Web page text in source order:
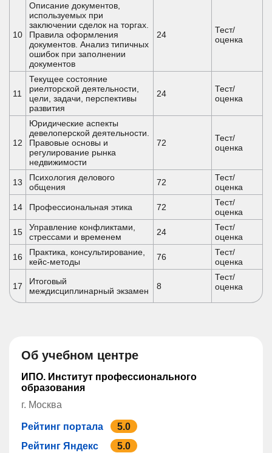
10
Описание документов,
используемых при
заключении сделок на торгах.
Правила оформления
документов. Анализ типичных
ошибок при заполнении
документов
24
Тест/
оценка
11
Текущее состояние
риелторской деятельности,
цели, задачи, перспективы
развития
24
Тест/
оценка
12
Юридические аспекты
девелоперской деятельности.
Правовые основы и
регулирование рынка
недвижимости
72
Тест/
оценка
13
Психология делового
общения
72
Тест/
оценка
14 Профессиональная этика 72
Тест/
оценка
15
Управление конфликтами,
стрессами и временем
24
Тест/
оценка
16
Практика, консультирование,
кейс-методы
76
Тест/
оценка
17
Итоговый
междисциплинарный экзамен
8
Тест/
оценка
Об учебном центре
ИПО. Институт профессионального
образования
г. Москва
Рейтинг портала
5.0
Рейтинг Яндекс
5.0